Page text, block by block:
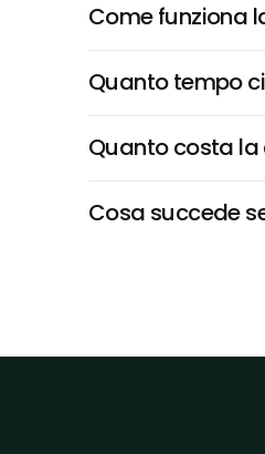
Come funziona
Quanto tempo
Quanto costa la
Cosa succede